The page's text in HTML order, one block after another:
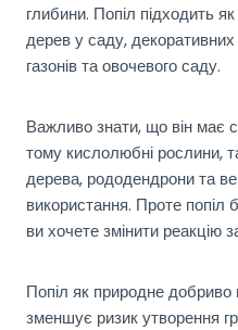
глибини. Попіл підходить
дерев у саду, декоративних
газонів та овочевого саду.
Важливо знати, що він має
тому кислолюбні рослини,
дерева, рододендрони та
використання. Проте
ви хочете змінити реакцію
Попіл як природне добриво
зменшує ризик утворення